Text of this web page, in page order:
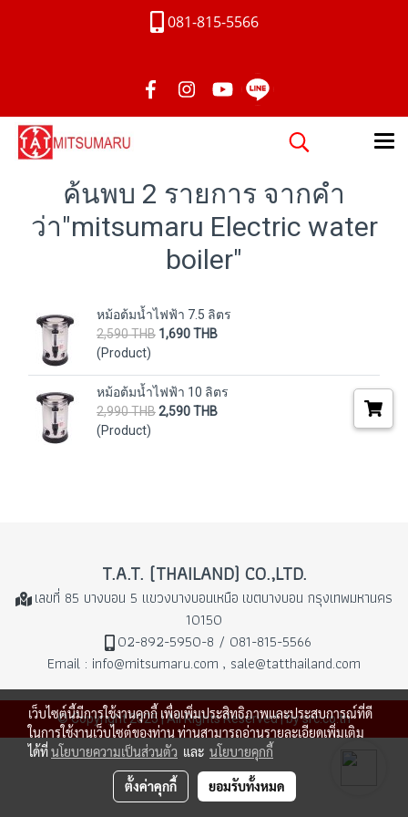
081-815-5566
ค้นพบ 2 รายการ จากคำ
ว่า"mitsumaru Electric water
boiler"
หม้อต้มน้ำไฟฟ้า 7.5 ลิตร
2,590 THB 1,690 THB
(Product)
หม้อต้มน้ำไฟฟ้า 10 ลิตร
2,990 THB2,590 THB
(Product)
T.A.T. (THAILAND) CO.,LTD.
เลขที่ 85 บางบอน 5 แขวงบางบอนเหนือ เขตบางบอน กรุงเทพมหานคร
10150
02-892-5950-8 / 081-815-5566
Email : info@mitsumaru.com , sale@tatthailand.com
© Copyright 2025 | All Rights Reserved | by src.co.th
เว็บไซต์นี้มีการใช้งานคุกกี้ เพื่อเพิ่มประสิทธิภาพและประสบการณ์ที่ดี
ในการใช้งานเว็บไซต์ของท่าน ท่านสามารถอ่านรายละเอียดเพิ่มเติม
ได้ที่นโยบายความเป็นส่วนตัว และ นโยบายคุกกี้
ตั้งค่าคุกกี้ ยอมรับทั้งหมด